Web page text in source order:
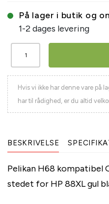
På lager i butik og
1-2 dages levering
Hvis vi ikke har denne vare på
har til rådighed, er du altid
BESKRIVELSE
Pelikan H68 kompatibel
stedet for HP 88XL gul